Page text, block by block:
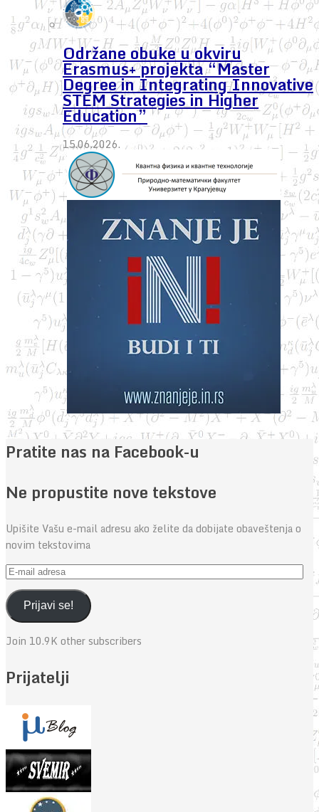
Održane obuke u okviru
Erasmus+ projekta “Master
Degree in Integrating Innovative
STEM Strategies in Higher
Education”
15.06.2026.
Pratite nas na Facebook-u
Ne propustite nove tekstove
Upišite Vašu e-mail adresu ako želite da dobijate obaveštenja o
novim tekstovima
E-
mail
adresaPrijavi se!
Join 10.9K other subscribers
Prijatelji